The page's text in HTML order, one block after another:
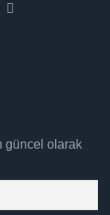
güncel olarak